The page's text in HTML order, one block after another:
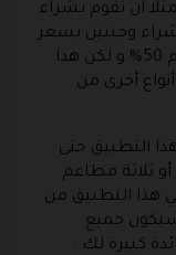
ان تقوم بشراء
وجبتين بسعر
وجبة واحدة وهو ما يعني أن نسبة الخصم 50% و لكن هذا
أخرى من
التطبيق حتى
ثلاثة مطاعم
هذا التطبيق من
سيكون جميع
كبيرة لك .